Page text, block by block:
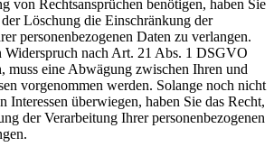
von Rechtsansprüchen benötigen, haben Sie
der Löschung die Einschränkung der
personenbezogenen Daten zu verlangen.
Widerspruch nach Art. 21 Abs. 1 DSGVO
muss eine Abwägung zwischen Ihren und
vorgenommen werden. Solange noch nicht
Interessen überwiegen, haben Sie das Recht,
der Verarbeitung Ihrer personenbezogenen